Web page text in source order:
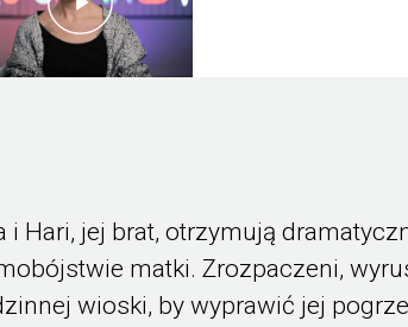
i Hari, jej brat, otrzymują
matki. Zrozpaczeni,
wioski, by wyprawić jej